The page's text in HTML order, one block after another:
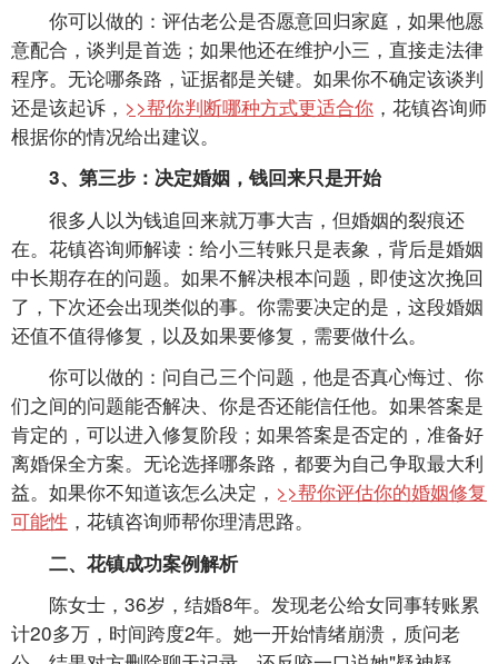
你可以做的：评估老公是否愿意回归家庭，如果他愿
意配合，谈判是首选；如果他还在维护小三，直接走法律
程序。无论哪条路，证据都是关键。如果你不确定该谈判
还是该起诉， >>帮你判断哪种方式更适合你 ，花镇咨询师
根据你的情况给出建议。
3、第三步：决定婚姻，钱回来只是开始
很多人以为钱追回来就万事大吉，但婚姻的裂痕还
在。花镇咨询师解读：给小三转账只是表象，背后是婚姻
中长期存在的问题。如果不解决根本问题，即使这次挽回
了，下次还会出现类似的事。你需要决定的是，这段婚姻
还值不值得修复，以及如果要修复，需要做什么。
你可以做的：问自己三个问题，他是否真心悔过、你
们之间的问题能否解决、你是否还能信任他。如果答案是
肯定的，可以进入修复阶段；如果答案是否定的，准备好
离婚保全方案。无论选择哪条路，都要为自己争取最大利
益。如果你不知道该怎么决定， >>帮你评估你的婚姻修复
可能性 ，花镇咨询师帮你理清思路。
二、花镇成功案例解析
陈女士，36岁，结婚8年。发现老公给女同事转账累
计20多万，时间跨度2年。她一开始情绪崩溃，质问老